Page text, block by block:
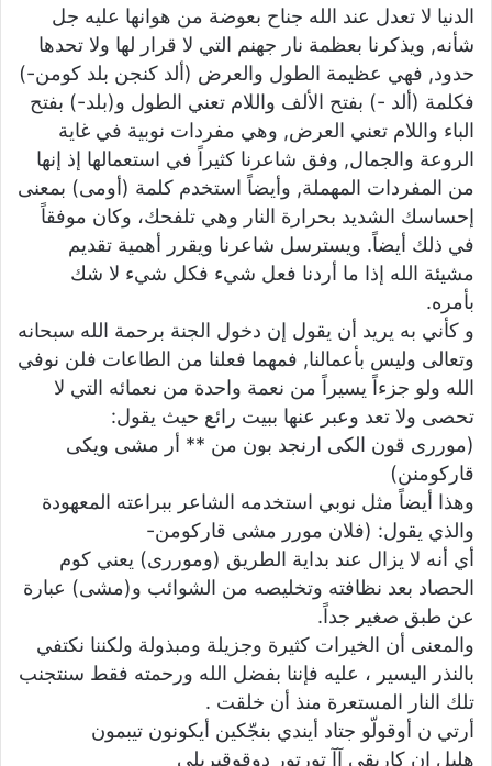
الدنيا لا تعدل عند الله جناح بعوضة من هوانها عليه جل
شأنه, ويذكرنا بعظمة نار جهنم التي لا قرار لها ولا تحدها
حدود, فهي عظيمة الطول والعرض (ألد كنجن بلد كومن-)
فكلمة (ألد -) بفتح الألف واللام تعني الطول و(بلد-) بفتح
الباء واللام تعني العرض, وهي مفردات نوبية في غاية
الروعة والجمال, وفق شاعرنا كثيراً في استعمالها إذ إنها
من المفردات المهملة, وأيضاً استخدم كلمة (أومى) بمعنى
إحساسك الشديد بحرارة النار وهي تلفحك، وكان موفقاً
في ذلك أيضاً. ويسترسل شاعرنا ويقرر أهمية تقديم
مشيئة الله إذا ما أردنا فعل شيء فكل شيء لا شك
بأمره.
و كأني به يريد أن يقول إن دخول الجنة برحمة الله سبحانه
وتعالى وليس بأعمالنا, فمهما فعلنا من الطاعات فلن نوفي
الله ولو جزءاً يسيراً من نعمة واحدة من نعمائه التي لا
تحصى ولا تعد وعبر عنها ببيت رائع حيث يقول:
(موررى قون الكى ارنجد بون من ** أر مشى ويكى
قاركومنن)
وهذا أيضاً مثل نوبي استخدمه الشاعر ببراعته المعهودة
والذي يقول: (فلان مورر مشى قاركومن-
أي أنه لا يزال عند بداية الطريق (وموررى) يعني كوم
الحصاد بعد نظافته وتخليصه من الشوائب و(مشى) عبارة
عن طبق صغير جداً.
والمعنى أن الخيرات كثيرة وجزيلة ومبذولة ولكننا نكتفي
بالنذر اليسير ، عليه فإننا بفضل الله ورحمته فقط سنتجنب
تلك النار المستعرة منذ أن خلقت .
أرتي ن أوقولّو جتاد أيندي بنجّكين أيكونون تيبمون
هليل إن كاريقي آآ تورتور دوقوقيريلي